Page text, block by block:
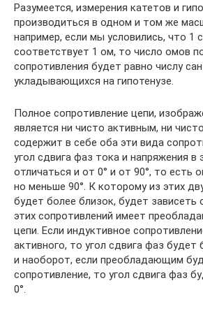
Разумеется, измерения катетов и
производиться в одном и том же
например, если мы условились, что 1
соответствует 1 ом, то число омов
сопротивления будет равно числу
укладывающихся на гипотенузе.
Полное сопротивление цепи,
является ни чисто активным, ни
содержит в себе оба эти вида
угол сдвига фаз тока и напряжения в
отличаться и от 0° и от 90°, то есть
но меньше 90°. К которому из этих
будет более близок, будет зависеть
этих сопротивлений имеет
цепи. Если индуктивное
активного, то угол сдвига фаз будет
и наоборот, если преобладающим
сопротивление, то угол сдвига фаз
0°.